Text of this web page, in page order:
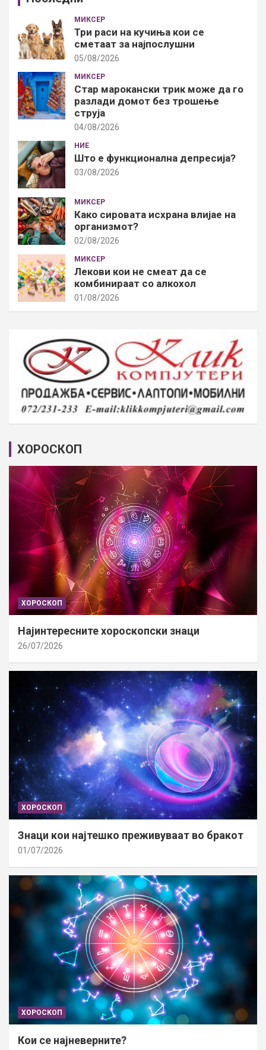
МИКСЕР
Три раси на кучиња кои се
сметаат за најпослушни
05/08/2026
МИКСЕР
Стар марокански трик може да го
разлади домот без трошење
струја
04/08/2026
НИЕ
Што е функционална депресија?
03/08/2026
МИКСЕР
Како сировата исхрана влијае на
организмот?
02/08/2026
МИКСЕР
Лекови кои не смеат да се
комбинираат со алкохол
01/08/2026
ХОРОСКОП
ХОРОСКОП
Најинтересните хороскопски знаци
26/07/2026
ХОРОСКОП
Знаци кои најтешко преживуваат во бракот
01/07/2026
ХОРОСКОП
Кои се најневерните?